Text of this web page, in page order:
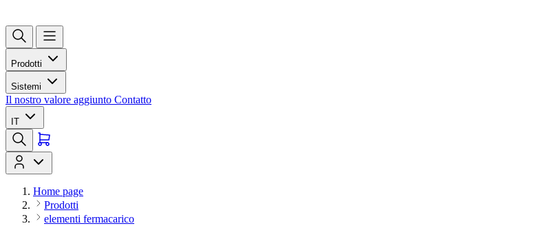
Prodotti
Sistemi
Il nostro valore aggiunto Contatto
IT
Home page
Prodotti
elementi fermacarico